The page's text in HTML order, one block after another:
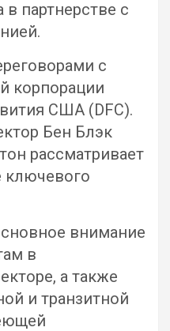
партнерстве с
с
корпорации
США (DFC).
Бен Блэк
рассматривает
ключевого
внимание
в
а также
и транзитной